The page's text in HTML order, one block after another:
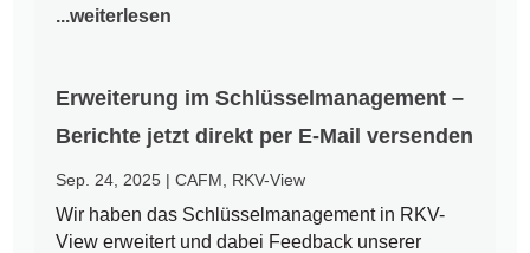
...weiterlesen
Erweiterung im Schlüsselmanagement –
Berichte jetzt direkt per E-Mail versenden
Sep. 24, 2025 |CAFM RKV-View
Wir haben das Schlüsselmanagement in RKV-
View erweitert und dabei Feedback unserer